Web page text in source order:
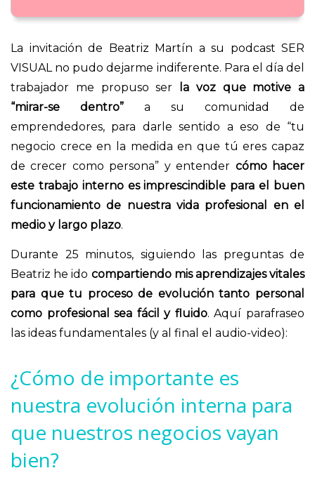
La invitación de Beatriz Martín a su podcast SER
VISUAL no pudo dejarme indiferente. Para el día del
trabajador me propuso ser
la voz que motive a
“mirar-se dentro” a su comunidad de
emprendedores, para darle sentido a eso de “tu
negocio crece en la medida en que tú eres capaz
de crecer como persona” y entender cómo hacer
este trabajo interno es imprescindible para el buen
funcionamiento de nuestra vida profesional en el
medio y largo plazo.
Durante 25 minutos, siguiendo las preguntas de
Beatriz he ido compartiendo mis aprendizajes vitales
para que tu proceso de evolución tanto personal
como profesional sea fácil y fluido. Aquí parafraseo
las ideas fundamentales (y al final el audio-video):
¿Cómo de importante es
nuestra evolución interna para
que nuestros negocios vayan
bien?